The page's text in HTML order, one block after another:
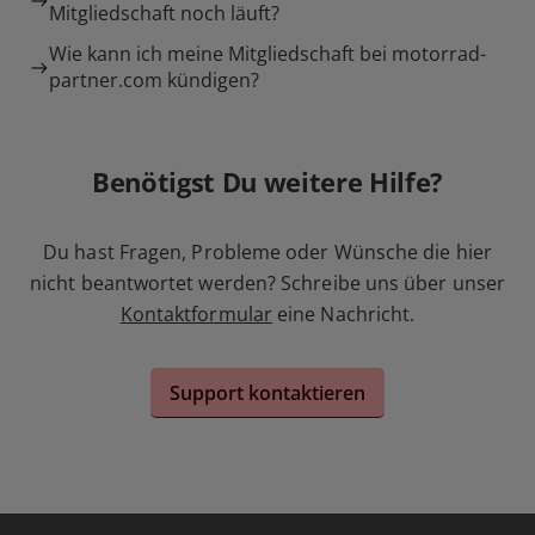
Mitgliedschaft noch läuft?
Wie kann ich meine Mitgliedschaft bei motorrad-
partner.com kündigen?
Benötigst Du weitere Hilfe?
Du hast Fragen, Probleme oder Wünsche die hier
nicht beantwortet werden? Schreibe uns über unser
Kontaktformular eine Nachricht.
Support kontaktieren